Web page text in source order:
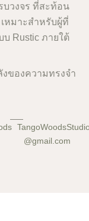
บวงจร ที่สะท้อน
หมาะสำหรับผู้ที่
บ Rustic ภายใต้
ของความทรงจำ
@gmail.com